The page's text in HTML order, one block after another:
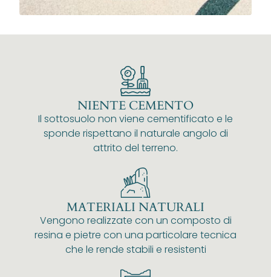
NIENTE CEMENTO
Il sottosuolo non viene cementificato e le
sponde rispettano il naturale angolo di
attrito del terreno.
MATERIALI NATURALI
Vengono realizzate con un composto di
resina e pietre con una particolare tecnica
che le rende stabili e resistenti